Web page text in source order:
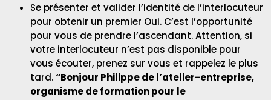
Se présenter et valider l’identité de l’interlocuteur
pour obtenir un premier Oui. C’est l’opportunité
pour vous de prendre l’ascendant. Attention, si
votre interlocuteur n’est pas disponible pour
vous écouter, prenez sur vous et rappelez le plus
tard.“Bonjour Philippe de l’atelier-entreprise,
organisme de formation pour le